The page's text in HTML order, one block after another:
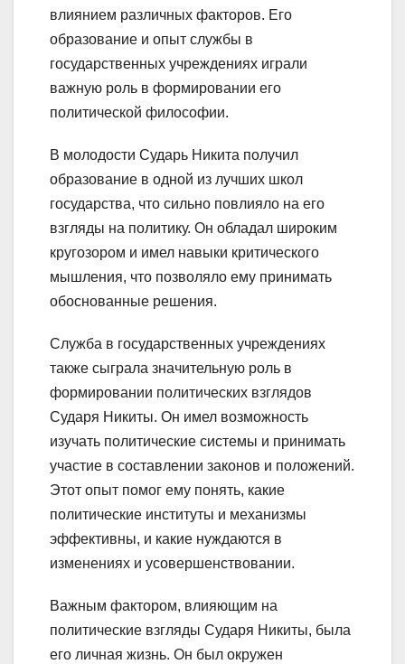
влиянием различных факторов. Его
образование и опыт службы в
государственных учреждениях играли
важную роль в формировании его
политической философии.
В молодости Сударь Никита получил
образование в одной из лучших школ
государства, что сильно повлияло на его
взгляды на политику. Он обладал широким
кругозором и имел навыки критического
мышления, что позволяло ему принимать
обоснованные решения.
Служба в государственных учреждениях
также сыграла значительную роль в
формировании политических взглядов
Сударя Никиты. Он имел возможность
изучать политические системы и принимать
участие в составлении законов и положений.
Этот опыт помог ему понять, какие
политические институты и механизмы
эффективны, и какие нуждаются в
изменениях и усовершенствовании.
Важным фактором, влияющим на
политические взгляды Сударя Никиты, была
его личная жизнь. Он был окружен